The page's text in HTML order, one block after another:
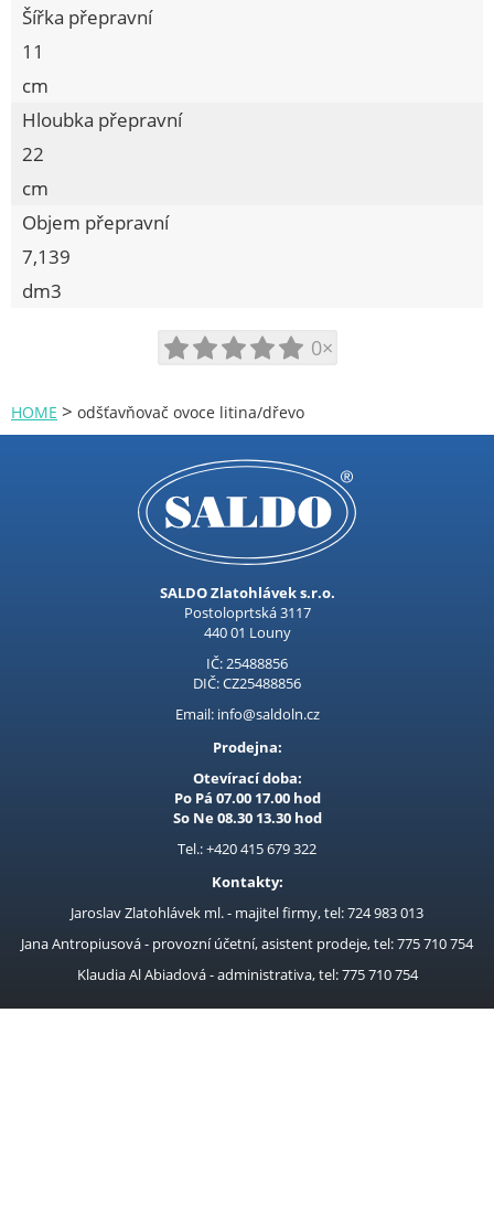
PŘEPRAVKY
LŽÍCE NA OBUV, REGÁLY, STOJANY
POTŘEBY PRO MYTÍ
TEPLOMĚRY, MINUTNÍKY
NÁKUPNÍ TAŠKY
Prodejna LOUNY - nezařazené
Šířka přepravní
11
cm
Hloubka přepravní
22
cm
Objem přepravní
7,139
dm3
0×
HOME > odšťavňovač ovoce litina/dřevo
SALDO Zlatohlávek s.r.o.
Postoloprtská 3117
440 01 Louny
IČ: 25488856
DIČ: CZ25488856
Email: info@saldoln.cz
Prodejna:
Otevírací doba:
Po Pá 07.00 17.00 hod
So Ne 08.30 13.30 hod
Tel.: +420 415 679 322
Kontakty:
Jaroslav Zlatohlávek ml. - majitel firmy, tel: 724 983 013
Jana Antropiusová - provozní účetní, asistent prodeje, tel: 775 710 754
Klaudia Al Abiadová - administrativa, tel: 775 710 754